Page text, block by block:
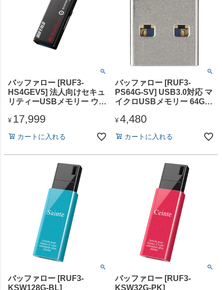
バッファロー [RUF3-
HS4GEV5] 法人向けセキュ
リティーUSBメモリー ウイ
¥ 17,999
カートに入れる
バッファロー [RUF3-
PS64G-SV] USB3.0対応 マ
イクロUSBメモリー 64GB
¥ 4,480
カートに入れる
バッファロー [RUF3-
KSW128G-BL]
バッファロー [RUF3-
KSW32G-PK]